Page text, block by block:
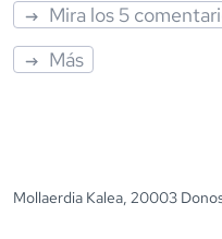
Mira los 5
Más
Mollaerdia Kalea, 20003